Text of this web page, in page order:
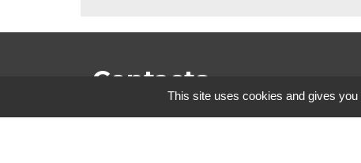
Contacts
This site uses cookies and gives